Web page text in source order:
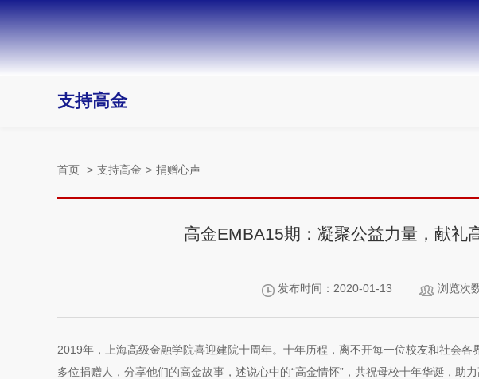
支持高金
首页 > 支持高金 > 捐赠心声
高金EMBA15期：凝聚公益力量，献礼
发布时间：2020-01-13 浏览次
2019年，上海高级金融学院喜迎建院十周年。十年历程，离不开每一位校友和社会各
多位捐赠人，分享他们的高金故事，述说心中的“高金情怀”，共祝母校十年华诞，助力